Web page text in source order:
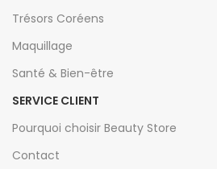
Trésors Coréens
Maquillage
Santé & Bien-être
SERVICE CLIENT
Pourquoi choisir Beauty Store
Contact